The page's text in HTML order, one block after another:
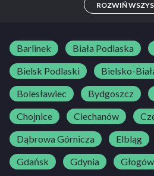
ROZWIŃ
Barlinek Biała Podlaska
Bielsk Podlaski
Bielsko-
Bolesławiec
Bydgoszcz
Chojnice
Ciechanów
Dąbrowa Górnicza
Elbląg
Gdańsk
Gdynia Głogów